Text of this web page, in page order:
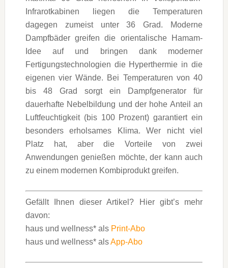
Infrarotkabinen liegen die Temperaturen
dagegen zumeist unter 36 Grad. Moderne
Dampfbäder greifen die orientalische Hamam-
Idee auf und bringen dank moderner
Fertigungstechnologien die Hyperthermie in die
eigenen vier Wände. Bei Temperaturen von 40
bis 48 Grad sorgt ein Dampfgenerator für
dauerhafte Nebelbildung und der hohe Anteil an
Luftfeuchtigkeit (bis 100 Prozent) garantiert ein
besonders erholsames Klima. Wer nicht viel
Platz hat, aber die Vorteile von zwei
Anwendungen genießen möchte, der kann auch
zu einem modernen Kombiprodukt greifen.
Gefällt Ihnen dieser Artikel? Hier gibt’s mehr
davon:
haus und wellness* als Print-Abo
haus und wellness* alsApp-Abo